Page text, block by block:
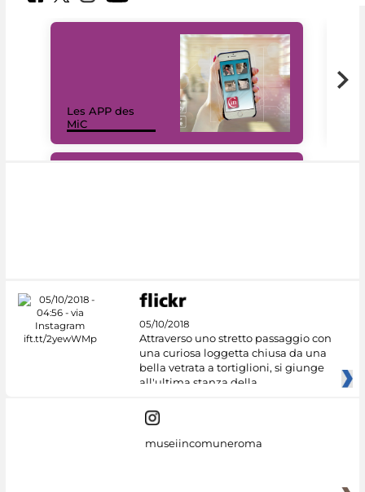
Les APP des
MiC
05/10/2018
Attraverso uno stretto passaggio con
una curiosa loggetta chiusa da una
bella vetrata a tortiglioni, si giunge
all'ultima stanza della
museiincomuneroma